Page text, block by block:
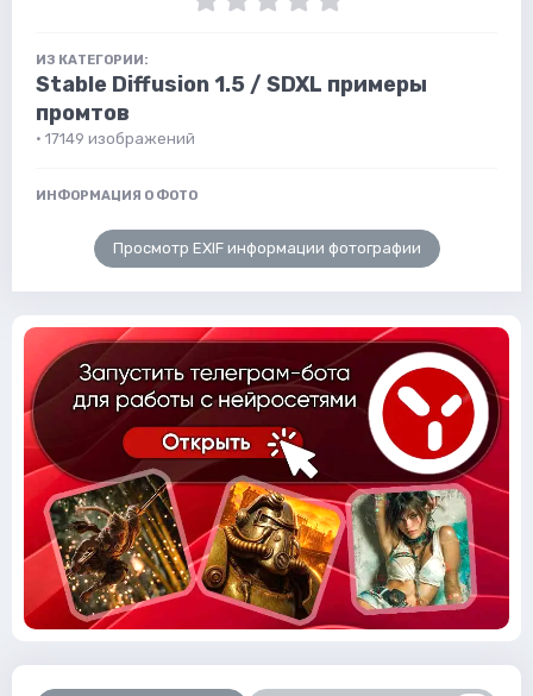
ИЗ КАТЕГОРИИ:
Stable Diffusion 1.5 / SDXL примеры
промтов
· 17149 изображений
ИНФОРМАЦИЯ О ФОТО
Просмотр EXIF информации фотографии